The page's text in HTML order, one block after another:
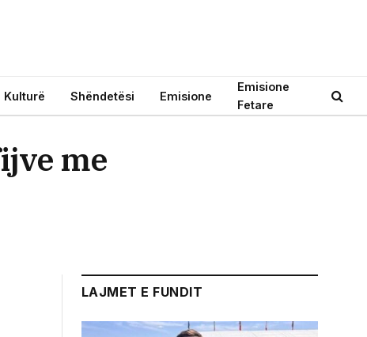
Kulturë Shëndetësi Emisione
Emisione
Fetare
me
LAJMET E FUNDIT